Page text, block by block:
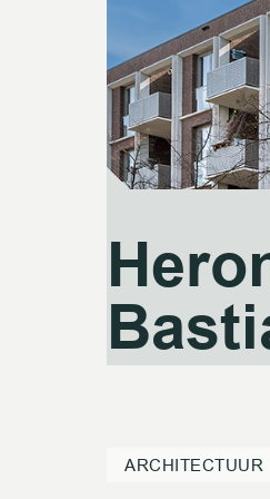
ARCHITECTUUR